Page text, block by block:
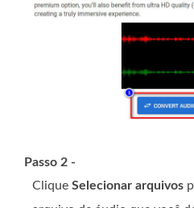
Passo 2 -
Clique Selecionar arquivos